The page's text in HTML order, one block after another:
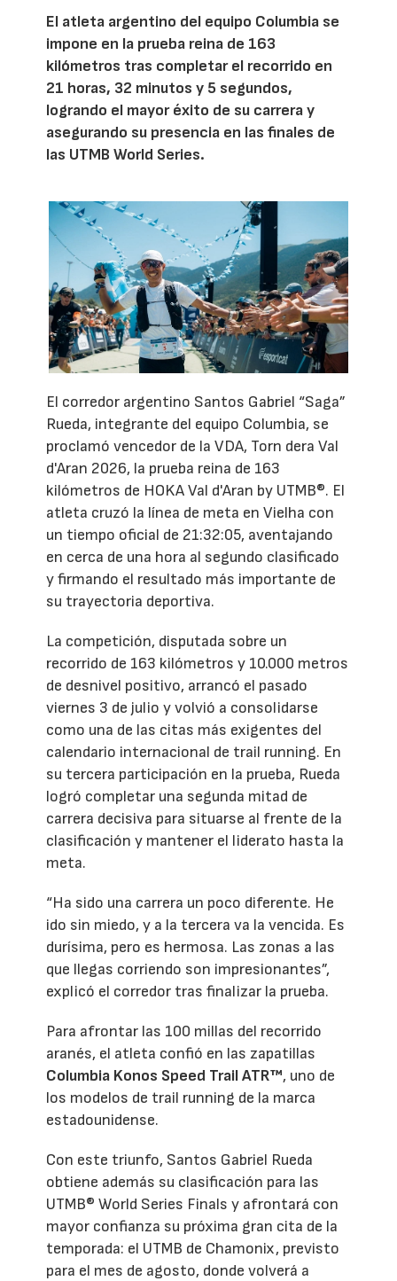
El atleta argentino del equipo Columbia se
impone en la prueba reina de 163
kilómetros tras completar el recorrido en
21 horas, 32 minutos y 5 segundos,
logrando el mayor éxito de su carrera y
asegurando su presencia en las finales de
las UTMB World Series.
El corredor argentino Santos Gabriel “Saga”
Rueda, integrante del equipo Columbia, se
proclamó vencedor de la VDA, Torn dera Val
d'Aran 2026, la prueba reina de 163
kilómetros de HOKA Val d'Aran by UTMB®. El
atleta cruzó la línea de meta en Vielha con
un tiempo oficial de 21:32:05, aventajando
en cerca de una hora al segundo clasificado
y firmando el resultado más importante de
su trayectoria deportiva.
La competición, disputada sobre un
recorrido de 163 kilómetros y 10.000 metros
de desnivel positivo, arrancó el pasado
viernes 3 de julio y volvió a consolidarse
como una de las citas más exigentes del
calendario internacional de trail running. En
su tercera participación en la prueba, Rueda
logró completar una segunda mitad de
carrera decisiva para situarse al frente de la
clasificación y mantener el liderato hasta la
meta.
“Ha sido una carrera un poco diferente. He
ido sin miedo, y a la tercera va la vencida. Es
durísima, pero es hermosa. Las zonas a las
que llegas corriendo son impresionantes”,
explicó el corredor tras finalizar la prueba.
Para afrontar las 100 millas del recorrido
aranés, el atleta confió en las zapatillas
Columbia Konos Speed Trail ATR™, uno de
los modelos de trail running de la marca
estadounidense.
Con este triunfo, Santos Gabriel Rueda
obtiene además su clasificación para las
UTMB® World Series Finals y afrontará con
mayor confianza su próxima gran cita de la
temporada: el UTMB de Chamonix, previsto
para el mes de agosto, donde volverá a